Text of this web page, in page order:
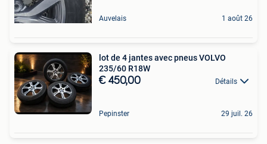
Auvelais 1 août 26
lot de 4 jantes avec pneus VOLVO
235/60 R18W
€ 450,00 Détails
Pepinster 29 juil. 26